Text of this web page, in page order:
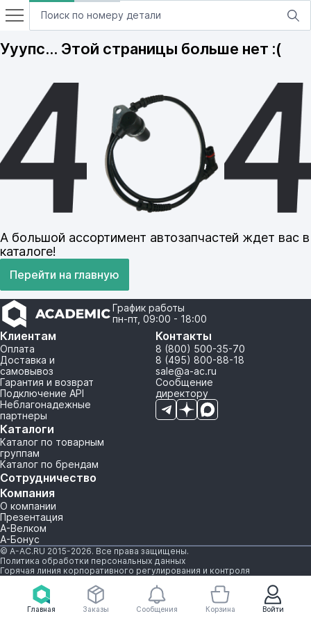
Главная Войти
Заказы Сообщения Корзина
Ууупс… Этой страницы больше нет :(
А большой ассортимент автозапчастей ждет вас в
каталоге!
Перейти на главную
График работы
пн-пт, 09:00 - 18:00
Клиентам
Оплата
Доставка и
самовывоз
Гарантия и возврат
Подключение API
Неблагонадежные
партнеры
Каталоги
Каталог по товарным
группам
Каталог по брендам
Сотрудничество
Компания
О компании
Презентация
А-Велком
А-Бонус
Контакты
8 (800) 500-35-70
8 (495) 800-88-18
sale@a-ac.ru
Сообщение
директору
© A-AC.RU 2015-2026. Все права защищены.
Политика обработки персональных данных
Горячая линия корпоративного регулирования и контроля